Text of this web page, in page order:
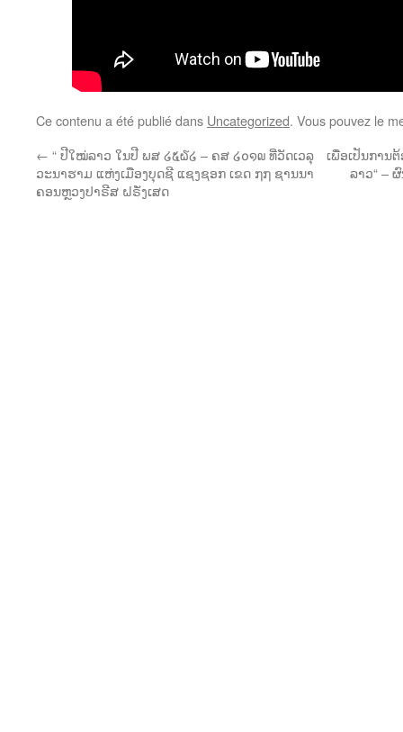
Ce contenu a été publié dans Uncategorized. Vous pouvez le
← “ ປີໃໝ່ລາວ ໃນປີ ພສ ໒໕໖໒ – ຄສ ໒໐໑໙ ທີ່ວັດເວລຸ
ວະນາຮາມ ແຫ່ງເມືອງບຸດຊີ ແຊງຊອກ ເຂດ ໗໗ ຊານນາ
ຄອນຫຼວງປາຣີສ ຝຣັ່ງເສດ
ເພື່ອເປັນກາ
ລາວ“ –